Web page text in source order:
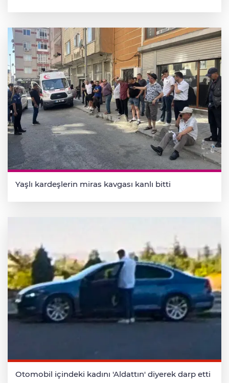
Yaşlı kardeşlerin miras kavgası kanlı bitti
Otomobil içindeki kadını 'Aldattın' diyerek darp etti